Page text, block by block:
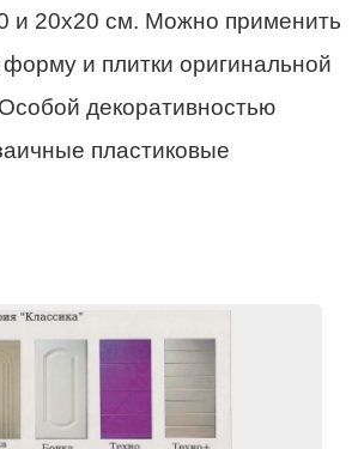
и 20х20 см. Можно применить
и плитки оригинальной
декоративностью
пластиковые